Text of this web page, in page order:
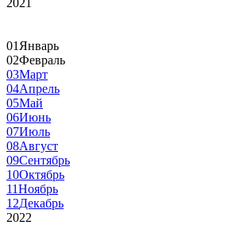
2021
01 Январь
02Февраль
03Март
04Апрель
05Май
06Июнь
07Июль
08Август
09Сентябрь
10Октябрь
11Ноябрь
12Декабрь
2022